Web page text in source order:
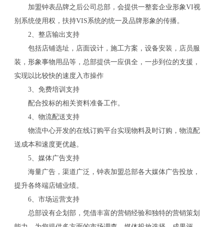
加盟钟表品牌之后公司总部，会提供一整套企业形象VI视
别系统使用权，扶持VIS系统的统一及品牌形象的传播。
2、整店输出支持
包括店铺选址，店面设计，施工方案，设备安装，店员服
装，形象事物用品等，总部提供一应俱全，一步到位的支援，
实现以比较快的速度入市操作
3、免费培训支持
配合投标的相关资料准备工作。
4、物流配送支持
物流中心开发的在线订购平台实现物料及时订购，物流配
送成本和速度更优越。
5、媒体广告支持
海量广告，渠道广泛，钟表加盟总部各大媒体广告投放，
提升各终端店铺业绩。
6、市场运营支持
总部设有企划部，凭借丰富的营销经验和独特的营销策划